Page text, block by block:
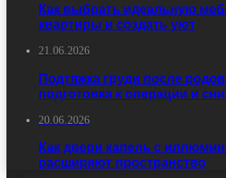
Как выбрать идеальную
квартиры и создать уют
21.06.2026
Подтяжка груди после
подготовка к операции и
20.06.2026
Как двери капель с
расширяют пространство